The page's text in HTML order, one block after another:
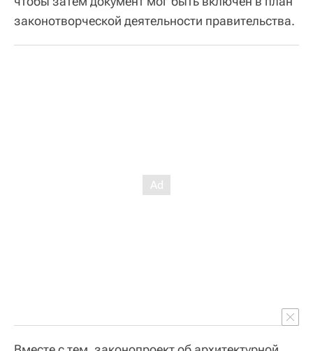
законотворческой деятельности правительства.